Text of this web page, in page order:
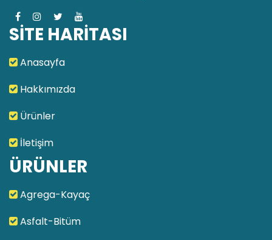
SİTE HARİTASI
Anasayfa
Hakkımızda
Ürünler
İletişim
ÜRÜNLER
Agrega-Kayaç
Asfalt-Bitüm